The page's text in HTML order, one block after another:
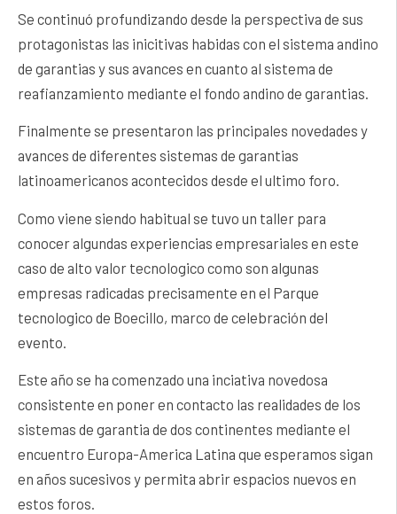
Se continuó profundizando desde la perspectiva de sus
protagonistas las inicitivas habidas con el sistema andino
de garantias y sus avances en cuanto al sistema de
reafianzamiento mediante el fondo andino de garantias.
Finalmente se presentaron las principales novedades y
avances de diferentes sistemas de garantias
latinoamericanos acontecidos desde el ultimo foro.
Como viene siendo habitual se tuvo un taller para
conocer algundas experiencias empresariales en este
caso de alto valor tecnologico como son algunas
empresas radicadas precisamente en el Parque
tecnologico de Boecillo, marco de celebración del
evento.
Este año se ha comenzado una inciativa novedosa
consistente en poner en contacto las realidades de los
sistemas de garantia de dos continentes mediante el
encuentro Europa-America Latina que esperamos sigan
en años sucesivos y permita abrir espacios nuevos en
estos foros.